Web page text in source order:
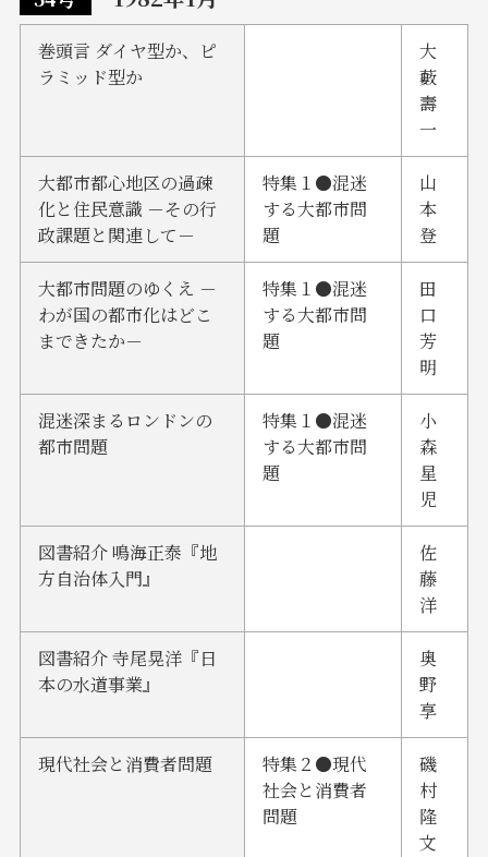
巻頭言 ダイヤ型か、ピ
ラミッド型か
大
藪
壽
一
大都市都心地区の過疎
化と住民意識 －その行
政課題と関連して－
特集１●混迷
する大都市問
題
山
本
登
大都市問題のゆくえ －
わが国の都市化はどこ
まできたか－
特集１●混迷
する大都市問
題
田
口
芳
明
混迷深まるロンドンの
都市問題
特集１●混迷
する大都市問
題
小
森
星
児
図書紹介 鳴海正泰『地
方自治体入門』
佐
藤
洋
図書紹介 寺尾晃洋『日
本の水道事業』
奥
野
享
現代社会と消費者問題
特集２●現代
社会と消費者
問題
磯
村
隆
文